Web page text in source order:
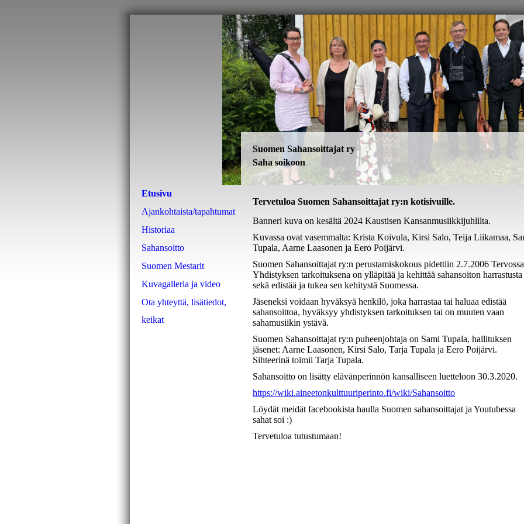
Suomen Sahansoittajat ry
Saha soikoon
Etusivu
Ajankohtaista/tapahtumat
Historiaa
Sahansoitto
Suomen Mestarit
Kuvagalleria ja video
Ota yhteyttä, lisätiedot,
keikat
Tervetuloa Suomen Sahansoittajat ry:n kotisivuille.
Banneri kuva on kesältä 2024 Kaustisen Kansanmusiikkijuhlilta.
Kuvassa ovat vasemmalta: Krista Koivula, Kirsi Salo, Teija Liikamaa,
Tupala, Aarne Laasonen ja Eero Poijärvi.
Suomen Sahansoittajat ry:n perustamiskokous pidettiin 2.7.2006
Yhdistyksen tarkoituksena on ylläpitää ja kehittää sahansoiton harrastusta
sekä edistää ja tukea sen kehitystä Suomessa.
Jäseneksi voidaan hyväksyä henkilö, joka harrastaa tai haluaa edistää
sahansoittoa, hyväksyy yhdistyksen tarkoituksen tai on muuten vaan
sahamusiikin ystävä.
Suomen Sahansoittajat ry:n puheenjohtaja on Sami Tupala, hallituksen
jäsenet: Aarne Laasonen, Kirsi Salo, Tarja Tupala ja Eero Poijärvi.
Sihteerinä toimii Tarja Tupala.
Sahansoitto on lisätty elävänperinnön kansalliseen luetteloon 30.3.2020.
https://wiki.aineetonkulttuuriperinto.fi/wiki/Sahansoitto
Löydät meidät facebookista haulla Suomen sahansoittajat ja Youtubessa
sahat soi :)
Tervetuloa tutustumaan!